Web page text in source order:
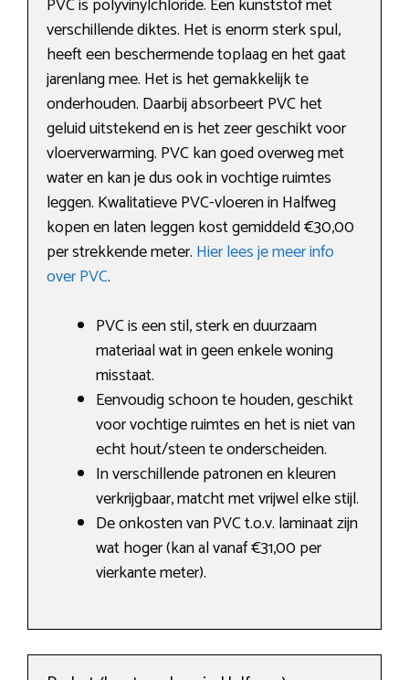
PVC is polyvinylchloride. Een kunststof met
verschillende diktes. Het is enorm sterk spul,
heeft een beschermende toplaag en het gaat
jarenlang mee. Het is het gemakkelijk te
onderhouden. Daarbij absorbeert PVC het
geluid uitstekend en is het zeer geschikt voor
vloerverwarming. PVC kan goed overweg met
water en kan je dus ook in vochtige ruimtes
leggen. Kwalitatieve PVC-vloeren in Halfweg
kopen en laten leggen kost gemiddeld €30,00
per strekkende meter. Hier lees je meer info
over PVC.
PVC is een stil, sterk en duurzaam
materiaal wat in geen enkele woning
misstaat.
Eenvoudig schoon te houden, geschikt
voor vochtige ruimtes en het is niet van
echt hout/steen te onderscheiden.
In verschillende patronen en kleuren
verkrijgbaar, matcht met vrijwel elke stijl.
De onkosten van PVC t.o.v. laminaat zijn
wat hoger (kan al vanaf €31,00 per
vierkante meter).